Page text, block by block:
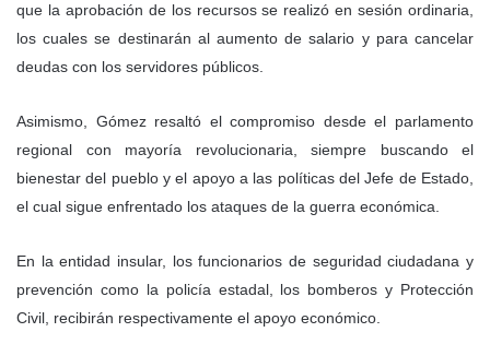
que la aprobación de los recursos se realizó en sesión ordinaria,
los cuales se destinarán al aumento de salario y para cancelar
deudas con los servidores públicos.
Asimismo, Gómez resaltó el compromiso desde el parlamento
regional con mayoría revolucionaria, siempre buscando el
bienestar del pueblo y el apoyo a las políticas del Jefe de Estado,
el cual sigue enfrentado los ataques de la guerra económica.
En la entidad insular, los funcionarios de seguridad ciudadana y
prevención como la policía estadal, los bomberos y Protección
Civil, recibirán respectivamente el apoyo económico.